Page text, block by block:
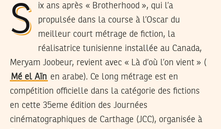
Six ans après « Brotherhood », qui l’a
propulsée dans la course à l’Oscar du
meilleur court métrage de fiction, la
réalisatrice tunisienne installée au Canada,
Meryam Joobeur, revient avec « Là d’où l’on vient » (
Mé el Aïn en arabe). Ce long métrage est en
compétition officielle dans la catégorie des fictions
en cette 35eme édition des Journées
cinématographiques de Carthage (JCC), organisée à